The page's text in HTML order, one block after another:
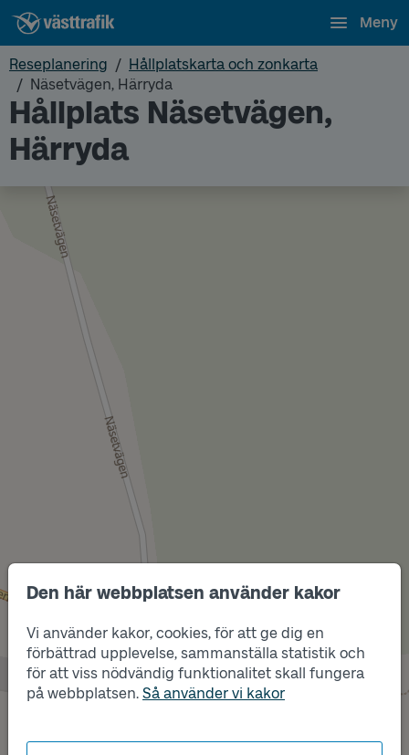
Den här webbplatsen använder kakor
Vi använder kakor, cookies, för att ge dig en
förbättrad upplevelse, sammanställa statistik och
för att viss nödvändig funktionalitet skall fungera
på webbplatsen. Så använder vi kakor
Meny
Reseplanering
Hållplatskarta och zonkarta
Näsetvägen, Härryda
Hållplats Näsetvägen,
Härryda
Läge
Läge
B